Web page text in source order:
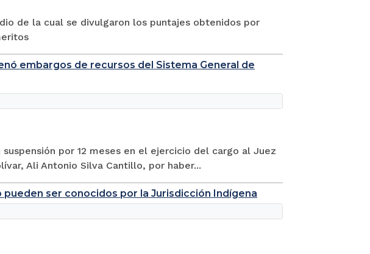
de la cual se divulgaron los puntajes obtenidos por
embargos de recursos del Sistema General de
por 12 meses en el ejercicio del cargo al Juez
Ali Antonio Silva Cantillo, por haber...
ser conocidos por la Jurisdicción Indígena